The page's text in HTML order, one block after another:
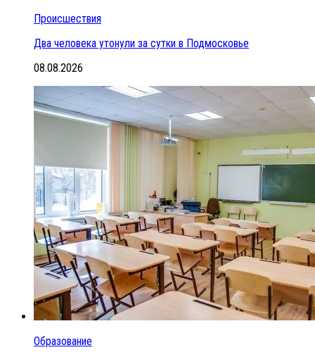
Происшествия
Два человека утонули за сутки в Подмосковье
08.08.2026
Образование